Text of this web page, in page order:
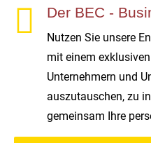
 Der BEC -
Nutzen Sie unsere
mit einem
Unternehmern und
auszutauschen, zu
gemeinsam Ihre